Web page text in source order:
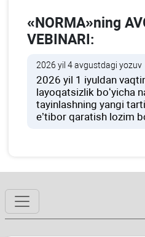
«NORMA»ning
VEBINARI:
2026 yil 4 avgustdagi yozuv
2026 yil 1 iyuldan
layoqatsizlik boʻyicha
tayinlashning yangi
e’tibor qaratish lozim